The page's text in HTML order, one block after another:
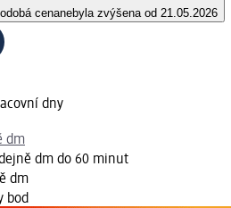
cenanebyla zvýšena od 21.05.2026
dny
dm
dm do 60 minut
dm
bod